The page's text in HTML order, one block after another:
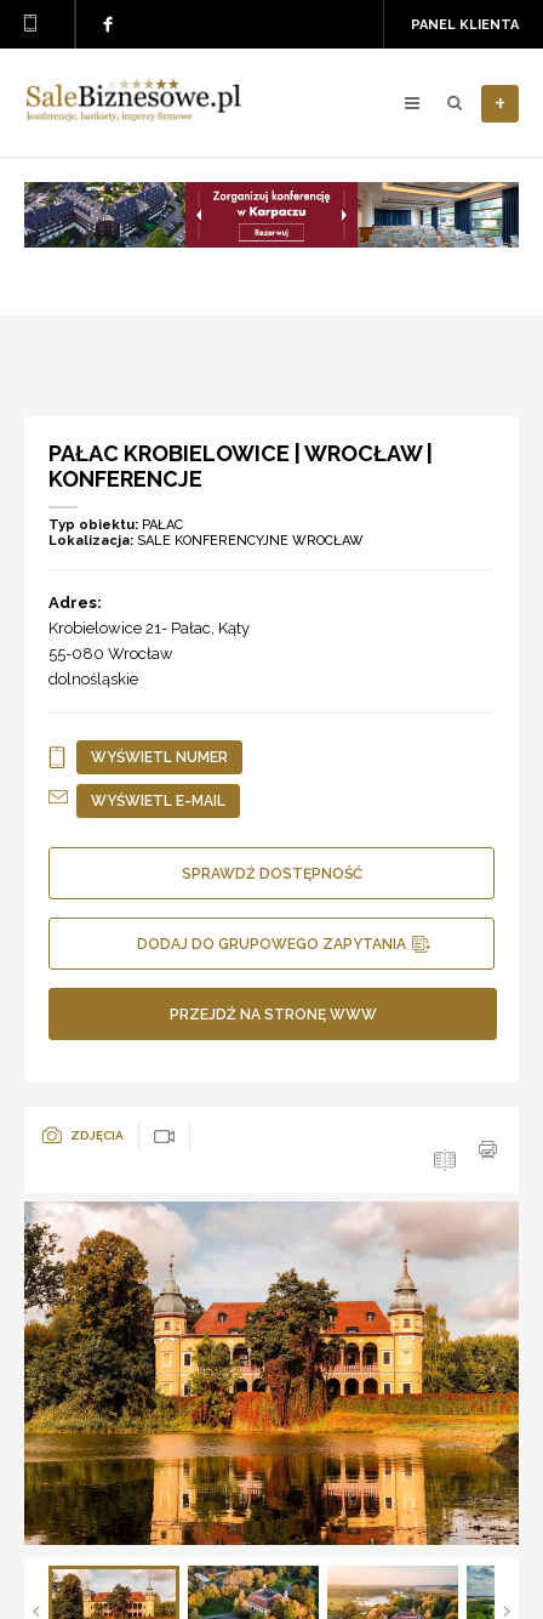
PANEL KLIENTA
+
PAŁAC KROBIELOWICE | WROCŁAW |
KONFERENCJE
Typ obiektu: PAŁAC
Lokalizacja: SALE KONFERENCYJNE WROCŁAW
Adres:
Krobielowice 21- Pałac, Kąty
55-080 Wrocław
dolnośląskie
WYŚWIETL NUMER
WYŚWIETL E-MAIL
SPRAWDŹ DOSTĘPNOŚĆ
DODAJ DO GRUPOWEGO ZAPYTANIA
PRZEJDŹ NA STRONĘ WWW
ZDJĘCIA